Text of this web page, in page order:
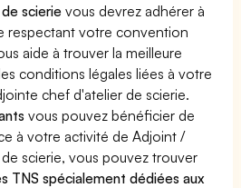
scierie vous devrez adhérer à
respectant votre convention
aide à trouver la meilleure
conditions légales liées à votre
chef d'atelier de scierie.
vous pouvez bénéficier de
à votre activité de Adjoint /
scierie, vous pouvez trouver
TNS spécialement dédiées aux